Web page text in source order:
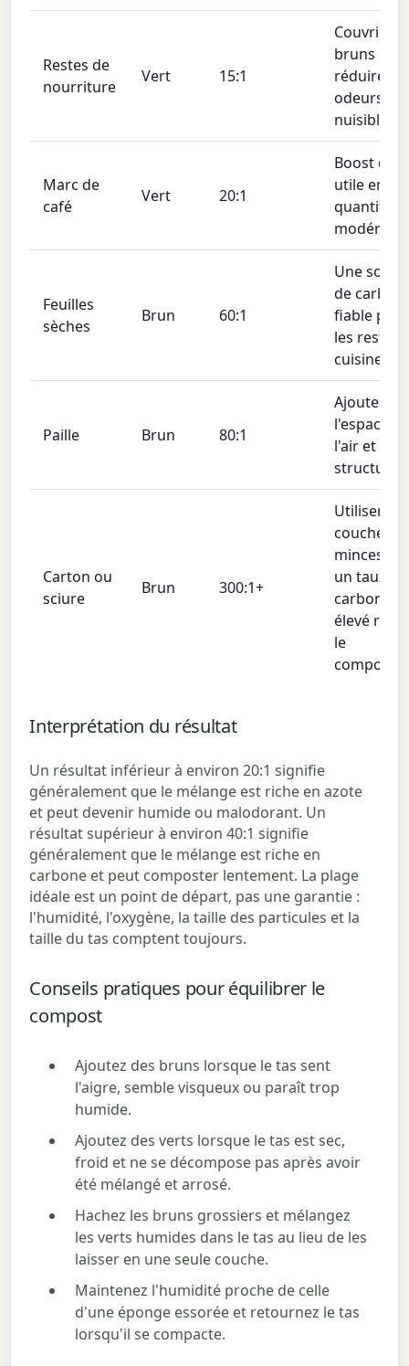
Restes de
nourriture
Vert 15:1
Couvrir de
bruns
réduire les
odeurs et
nuisibles.
Marc de
café
Vert 20:1
Boost
utile en
quantités
modérées.
Feuilles
sèches
Brun 60:1
Une
de
fiable pour
les restes
cuisine.
Paille Brun 80:1
Ajoute de
l'espace
l'air et de
structure.
Carton ou
sciure
Brun 300:1+
Utiliser en
couches
minces car
un taux de
carbone
élevé
le
Interprétation du résultat
Un résultat inférieur à environ 20:1 signifie
généralement que le mélange est riche en azote
et peut devenir humide ou malodorant. Un
résultat supérieur à environ 40:1 signifie
généralement que le mélange est riche en
carbone et peut composter lentement. La plage
idéale est un point de départ, pas une garantie :
l'humidité, l'oxygène, la taille des particules et la
taille du tas comptent toujours.
Conseils pratiques pour équilibrer le
compost
Ajoutez des bruns lorsque le tas sent
l'aigre, semble visqueux ou paraît trop
humide.
Ajoutez des verts lorsque le tas est sec,
froid et ne se décompose pas après avoir
été mélangé et arrosé.
Hachez les bruns grossiers et mélangez
les verts humides dans le tas au lieu de les
laisser en une seule couche.
Maintenez l'humidité proche de celle
d'une éponge essorée et retournez le tas
lorsqu'il se compacte.